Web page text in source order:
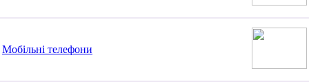
Мобільні телефони